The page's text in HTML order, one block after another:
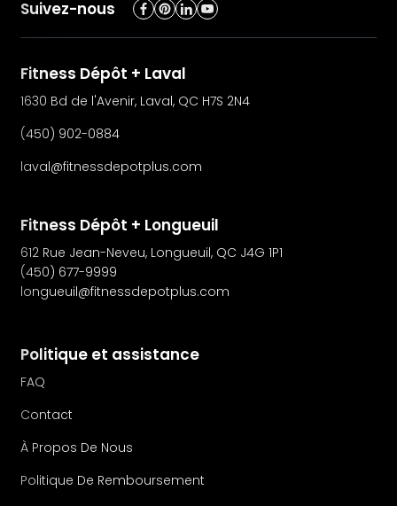
Suivez-nous
Fitness Dépôt + Laval
1630 Bd de l'Avenir, Laval, QC H7S 2N4
(450) 902-0884
laval@fitnessdepotplus.com
Fitness Dépôt + Longueuil
612 Rue Jean-Neveu, Longueuil, QC J4G 1P1
(450) 677-9999
longueuil@fitnessdepotplus.com
Politique et assistance
FAQ
Contact
À Propos De Nous
Politique De Remboursement